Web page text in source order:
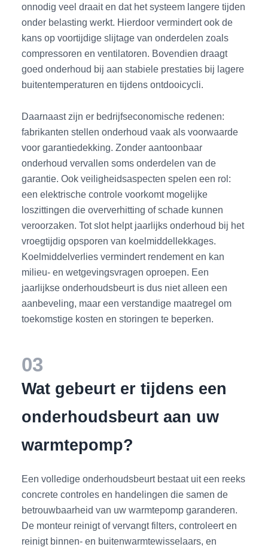
onnodig veel draait en dat het systeem langere tijden
onder belasting werkt. Hierdoor vermindert ook de
kans op voortijdige slijtage van onderdelen zoals
compressoren en ventilatoren. Bovendien draagt
goed onderhoud bij aan stabiele prestaties bij lagere
buitentemperaturen en tijdens ontdooicycli.
Daarnaast zijn er bedrijfseconomische redenen:
fabrikanten stellen onderhoud vaak als voorwaarde
voor garantiedekking. Zonder aantoonbaar
onderhoud vervallen soms onderdelen van de
garantie. Ook veiligheidsaspecten spelen een rol:
een elektrische controle voorkomt mogelijke
loszittingen die oververhitting of schade kunnen
veroorzaken. Tot slot helpt jaarlijks onderhoud bij het
vroegtijdig opsporen van koelmiddellekkages.
Koelmiddelverlies vermindert rendement en kan
milieu- en wetgevingsvragen oproepen. Een
jaarlijkse onderhoudsbeurt is dus niet alleen een
aanbeveling, maar een verstandige maatregel om
toekomstige kosten en storingen te beperken.
03
Wat gebeurt er tijdens een
onderhoudsbeurt aan uw
warmtepomp?
Een volledige onderhoudsbeurt bestaat uit een reeks
concrete controles en handelingen die samen de
betrouwbaarheid van uw warmtepomp garanderen.
De monteur reinigt of vervangt filters, controleert en
reinigt binnen- en buitenwarmtewisselaars, en